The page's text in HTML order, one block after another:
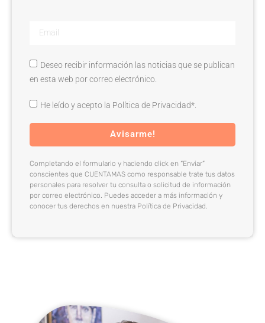
Deseo recibir información las noticias que se publican
en esta web por correo electrónico.
He leído y acepto la Política de Privacidad*.
Avisarme!
Completando el formulario y haciendo click en “Enviar”
conscientes que CUENTAMAS como responsable trate tus datos
personales para resolver tu consulta o solicitud de información
por correo electrónico. Puedes acceder a más información y
conocer tus derechos en nuestra Política de Privacidad.